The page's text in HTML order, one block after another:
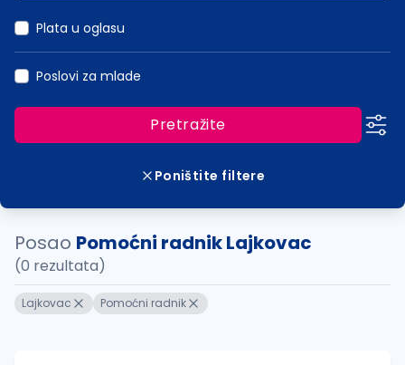
Plata u oglasu
Poslovi za mlade
Pretražite
Poništite filtere
Posao Pomoćni radnik Lajkovac
(0 rezultata)
Lajkovac Pomoćni radnik